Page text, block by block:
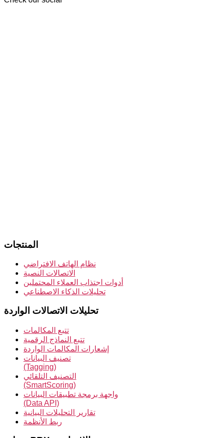
المنتجات
نظام الهاتف الافتراضي
الاتصالات النصية
أدوات اجتذاب العملاء المحتملين
تحليلات الذكاء الاصطناعي
تحليلات الاتصالات الواردة
تتبع المكالمات
تتبع النماذج الرقمية
إشعارات المكالمات الواردة
تصنيف البيانات
(Tagging)
التصنيف التلقائي
(SmartScoring)
واجهة برمجة تطبيقات البيانات
(Data API)
تقارير التحليلات البيانية
ربط الأنظمة